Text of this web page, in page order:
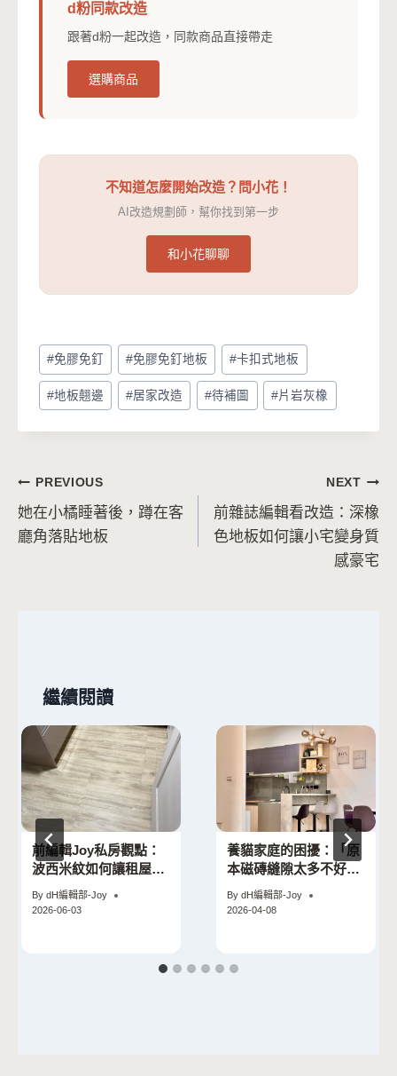
d粉同款改造
跟著d粉一起改造，同款商品直接帶走
選購商品
不知道怎麼開始改造？問小花！
AI改造規劃師，幫你找到第一步
和小花聊聊
Post
Tags:
#免膠免釘 #免膠免釘地板 #卡扣式地板
#地板翹邊 #居家改造 #待補圖 #片岩灰橡
文
章
PREVIOUS
她在小橘睡著後，蹲在客
廳角落貼地板
NEXT
前雜誌編輯看改造：深橡
色地板如何讓小宅變身質
感豪宅
繼續閱讀
前編輯Joy私房觀點：
波西米紋如何讓租屋女
孩華麗轉身
By dH編輯部-Joy
2026-06-03
養貓家庭的困擾：「原
本磁磚縫隙太多不好
清，現在貓咪房間舒適
多了」
By dH編輯部-Joy
2026-04-08